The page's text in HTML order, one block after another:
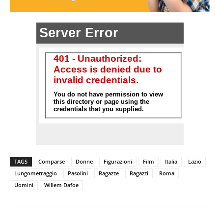
TAGS Comparse Donne Figurazioni Film Italia
Lazio
Lungometraggio
Pasolini Ragazze Ragazzi
Roma
Uomini
Willem Dafoe